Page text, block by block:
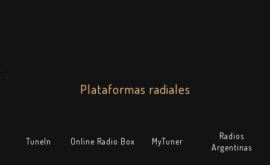
.
Plataformas radiales
TuneIn Online Radio Box MyTuner
Radios
Argentinas